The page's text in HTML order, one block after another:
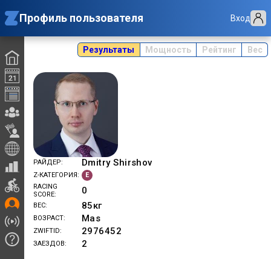
Профиль пользователя Вход
Результаты Мощность Рейтинг Вес
РАЙДЕР Dmitry Shirshov
Z-КАТЕГОРИЯ
E
RACING
SCORE
0
ВЕС 85кг
ВОЗРАСТ Mas
ZWIFTID 2976452
ЗАЕЗДОВ 2